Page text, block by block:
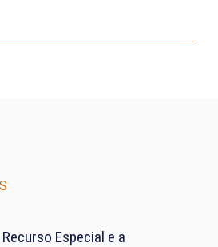
Especial e a